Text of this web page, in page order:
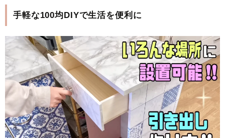
手軽な100均DIYで生活を便利に